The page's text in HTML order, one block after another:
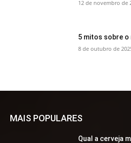
12 de novembro de
5 mitos sobre o
8 de outubro de
MAIS POPULARES
Qual a cerveja